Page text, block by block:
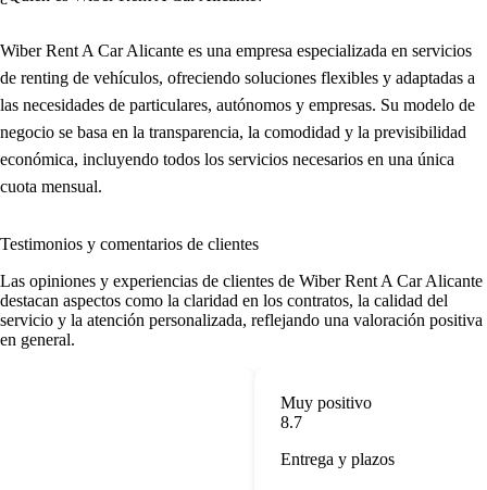
Wiber Rent A Car Alicante es una empresa especializada en servicios
de renting de vehículos, ofreciendo soluciones flexibles y adaptadas a
las necesidades de particulares, autónomos y empresas. Su modelo de
negocio se basa en la transparencia, la comodidad y la previsibilidad
económica, incluyendo todos los servicios necesarios en una única
cuota mensual.
Testimonios y comentarios de clientes
Las opiniones y experiencias de clientes de Wiber Rent A Car Alicante
destacan aspectos como la claridad en los contratos, la calidad del
servicio y la atención personalizada, reflejando una valoración positiva
en general.
Muy positivo
8.7
Entrega y plazos